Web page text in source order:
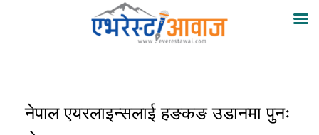
नेपाल एयरलाइन्सलाई हङकङ उडानमा पुनः